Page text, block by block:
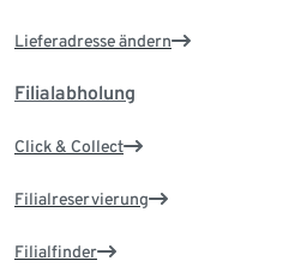
Lieferadresse ändern
Filialabholung
Click & Collect
Filialreservierung
Filialfinder